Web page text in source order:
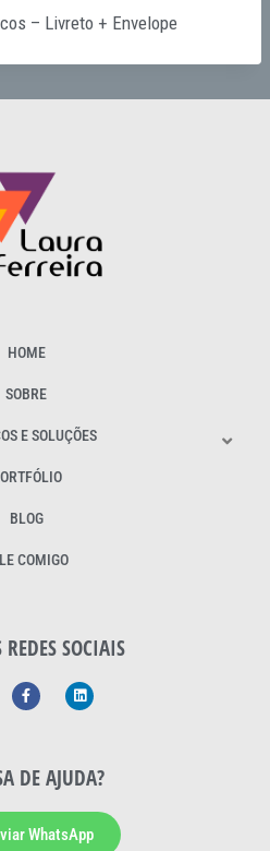
– Livreto + Envelope
HOME
SOBRE
E SOLUÇÕES
BLOG
COMIGO
SOCIAIS
DE AJUDA?
WhatsApp